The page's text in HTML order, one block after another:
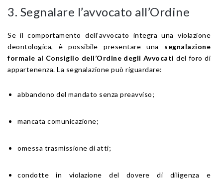
3. Segnalare l’avvocato all’Ordine
Se il comportamento dell’avvocato integra una violazione
deontologica, è possibile presentare una segnalazione
formale al Consiglio dell’Ordine degli Avvocati del foro di
appartenenza. La segnalazione può riguardare:
abbandono del mandato senza preavviso;
mancata comunicazione;
omessa trasmissione di atti;
condotte in violazione del dovere di diligenza e